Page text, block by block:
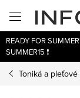
obsah
READY FOR
SUMMER15 ❗
Toniká a